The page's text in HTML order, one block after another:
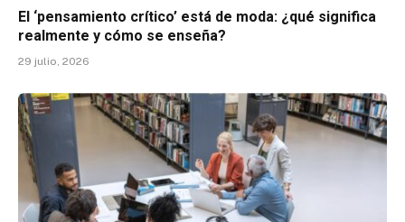
El ‘pensamiento crítico’ está de moda: ¿qué significa
realmente y cómo se enseña?
29 julio, 2026